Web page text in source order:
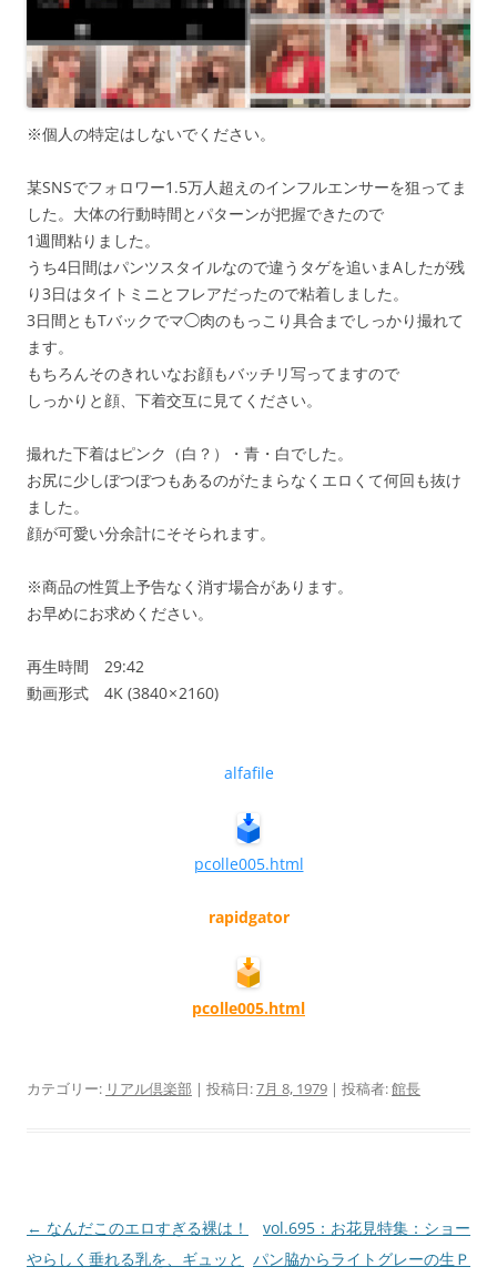
※個人の特定はしないでください。
某SNSでフォロワー1.5万人超えのインフルエンサーを狙ってま
した。大体の行動時間とパターンが把握できたので
1週間粘りました。
うち4日間はパンツスタイルなので違うタゲを追いまAしたが残
り3日はタイトミニとフレアだったので粘着しました。
3日間ともTバックでマ◯肉のもっこり具合までしっかり撮れて
ます。
もちろんそのきれいなお顔もバッチリ写ってますので
しっかりと顔、下着交互に見てください。
撮れた下着はピンク（白？）・青・白でした。
お尻に少しぼつぼつもあるのがたまらなくエロくて何回も抜け
ました。
顔が可愛い分余計にそそられます。
※商品の性質上予告なく消す場合があります。
お早めにお求めください。
再生時間 29:42
動画形式 4K (3840 × 2160)
alfafile
pcolle005.html
rapidgator
pcolle005.html
カテゴリー: リアル倶楽部 | 投稿日:7月 8, 1979 | 投稿者:館長
投
稿
← なんだこのエロすぎる裸は！
やらしく垂れる乳を、ギュッと
vol.695：お花見特集：ショー
パン脇からライトグレーの生Ｐ